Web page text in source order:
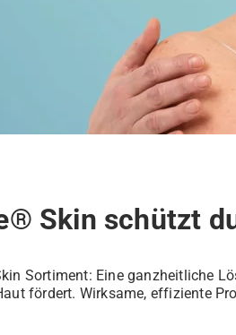
Skin schützt
Sortiment: Eine ganzheitliche
fördert. Wirksame, effiziente